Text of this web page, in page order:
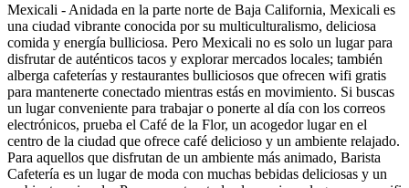
Mexicali - Anidada en la parte norte de Baja California, Mexicali es
una ciudad vibrante conocida por su multiculturalismo, deliciosa
comida y energía bulliciosa. Pero Mexicali no es solo un lugar para
disfrutar de auténticos tacos y explorar mercados locales; también
alberga cafeterías y restaurantes bulliciosos que ofrecen wifi gratis
para mantenerte conectado mientras estás en movimiento. Si buscas
un lugar conveniente para trabajar o ponerte al día con los correos
electrónicos, prueba el Café de la Flor, un acogedor lugar en el
centro de la ciudad que ofrece café delicioso y un ambiente relajado.
Para aquellos que disfrutan de un ambiente más animado, Barista
Cafetería es un lugar de moda con muchas bebidas deliciosas y un